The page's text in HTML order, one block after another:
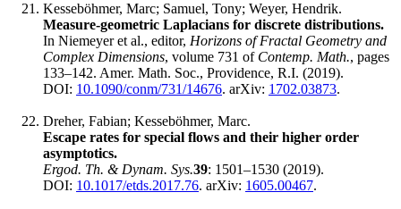
Kesseböhmer, Marc; Samuel, Tony; Weyer, Hendrik.
Measure-geometric Laplacians for discrete distributions.
In Niemeyer et al., editor, Horizons of Fractal Geometry and
Complex Dimensions, volume 731 of Contemp. Math., pages
133–142. Amer. Math. Soc., Providence, R.I. (2019).
DOI: 10.1090/conm/731/14676. arXiv: 1702.03873.
Dreher, Fabian; Kesseböhmer, Marc.
Escape rates for special flows and their higher order
asymptotics.
Ergod. Th. & Dynam. Sys.39: 1501–1530 (2019).
DOI: 10.1017/etds.2017.76. arXiv: 1605.00467.